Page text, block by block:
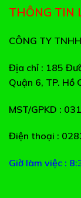
THÔNG TIN
CÔNG TY
Địa chỉ : 185
Quận 6, TP. Hồ
MST/GPKD :
Điện thoại :
Giờ làm việc :